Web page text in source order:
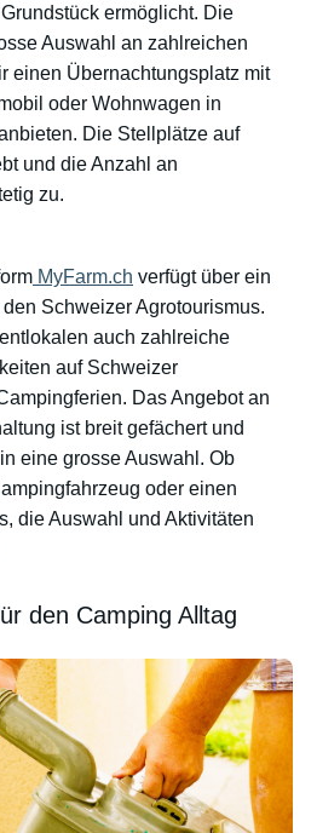
ermöglicht. Die
Auswahl an zahlreichen
einen Übernachtungsplatz mit
oder Wohnwagen in
Die Stellplätze auf
und die Anzahl an
zu.
MyFarm.ch verfügt über ein
Schweizer Agrotourismus.
auch zahlreiche
auf Schweizer
Das Angebot an
ist breit gefächert und
eine grosse Auswahl. Ob
oder einen
die Auswahl und Aktivitäten
den Camping Alltag